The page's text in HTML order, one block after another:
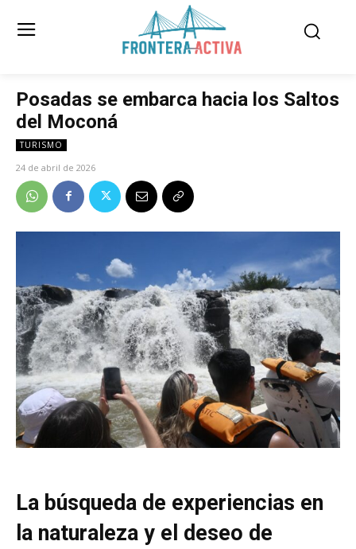
Posadas se embarca hacia los Saltos
del Moconá
TURISMO
24 de abril de 2026
La búsqueda de experiencias en
la naturaleza y el deseo de